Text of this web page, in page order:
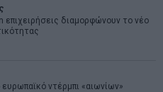
επιχειρήσεις διαμορφώνουν το νέο
ντέρμπι «αιωνίων»